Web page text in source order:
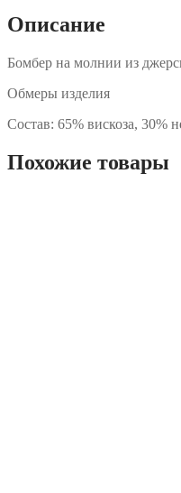
Описание
Бомбер на молнии из
Обмеры изделия
Состав: 65% вискоза, 30%
Похожие товары